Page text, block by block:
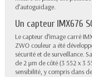
d’autoguidage.
Un capteur IMX676
Le capteur d’image carré
ZWO couleur a été
sécurité et de surveillance.
de 2 µm de côté (3 552 x 3
sensibilité, y compris dans